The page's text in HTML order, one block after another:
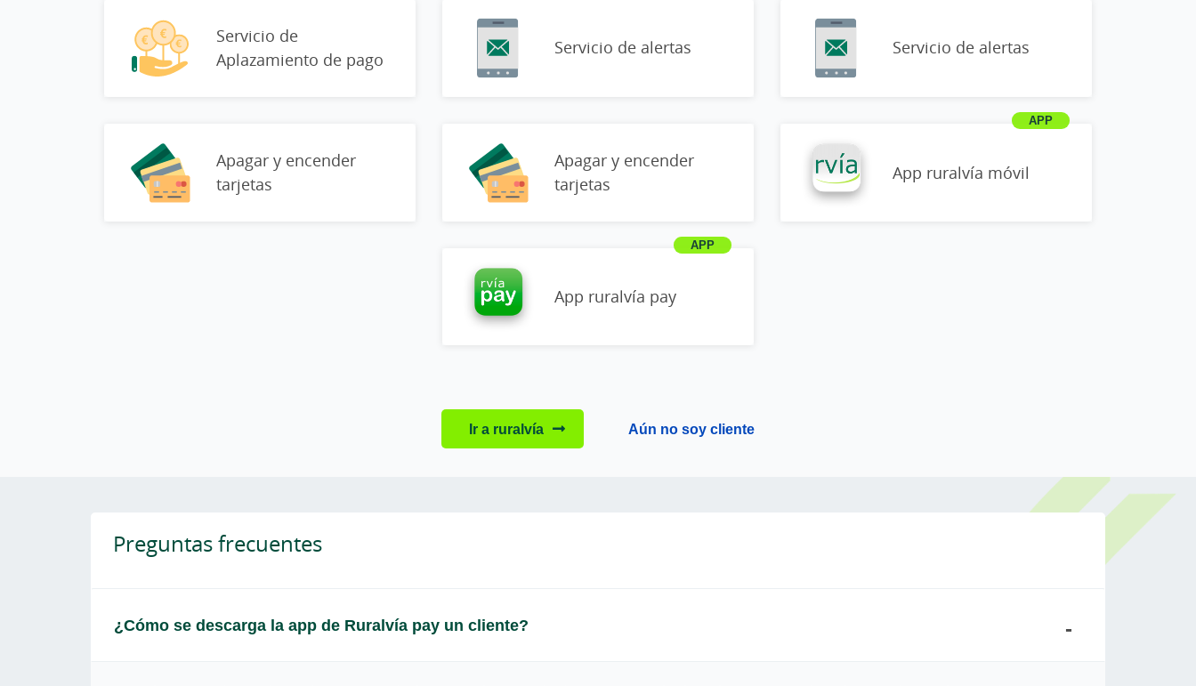
Servicio de
Aplazamiento de pago
Servicio de alertas Servicio de alertas
Apagar y encender
tarjetas
Apagar y encender
tarjetas
App ruralvía móvil
App ruralvía pay
Ir a ruralvía Aún no soy cliente
Preguntas frecuentes
¿Cómo se descarga la app de Ruralvía pay un cliente?